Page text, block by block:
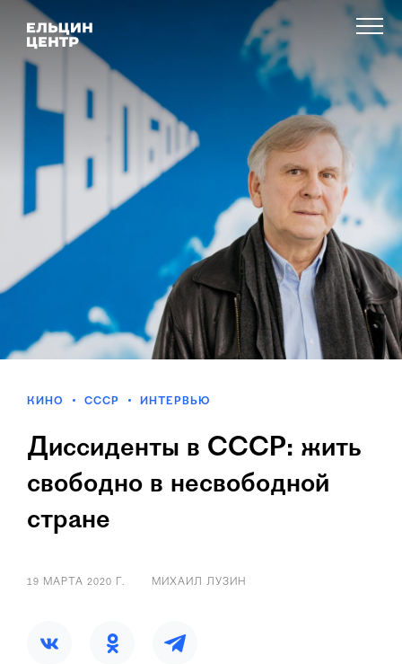
КИНО СССР ИНТЕРВЬЮ
Диссиденты в СССР: жить
свободно в несвободной
стране
19 МАРТА 2020 Г. МИХАИЛ ЛУЗИН